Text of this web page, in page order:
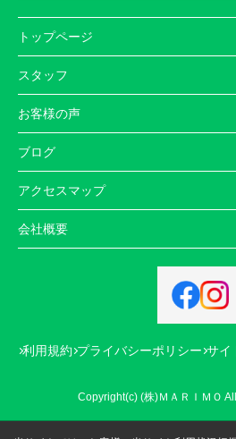
トップページ
スタッフ
お客様の声
ブログ
アクセスマップ
会社概要
利用規約 プライバシーポリシー サイ
Copyright(c) (株)ＭＡＲＩＭＯ